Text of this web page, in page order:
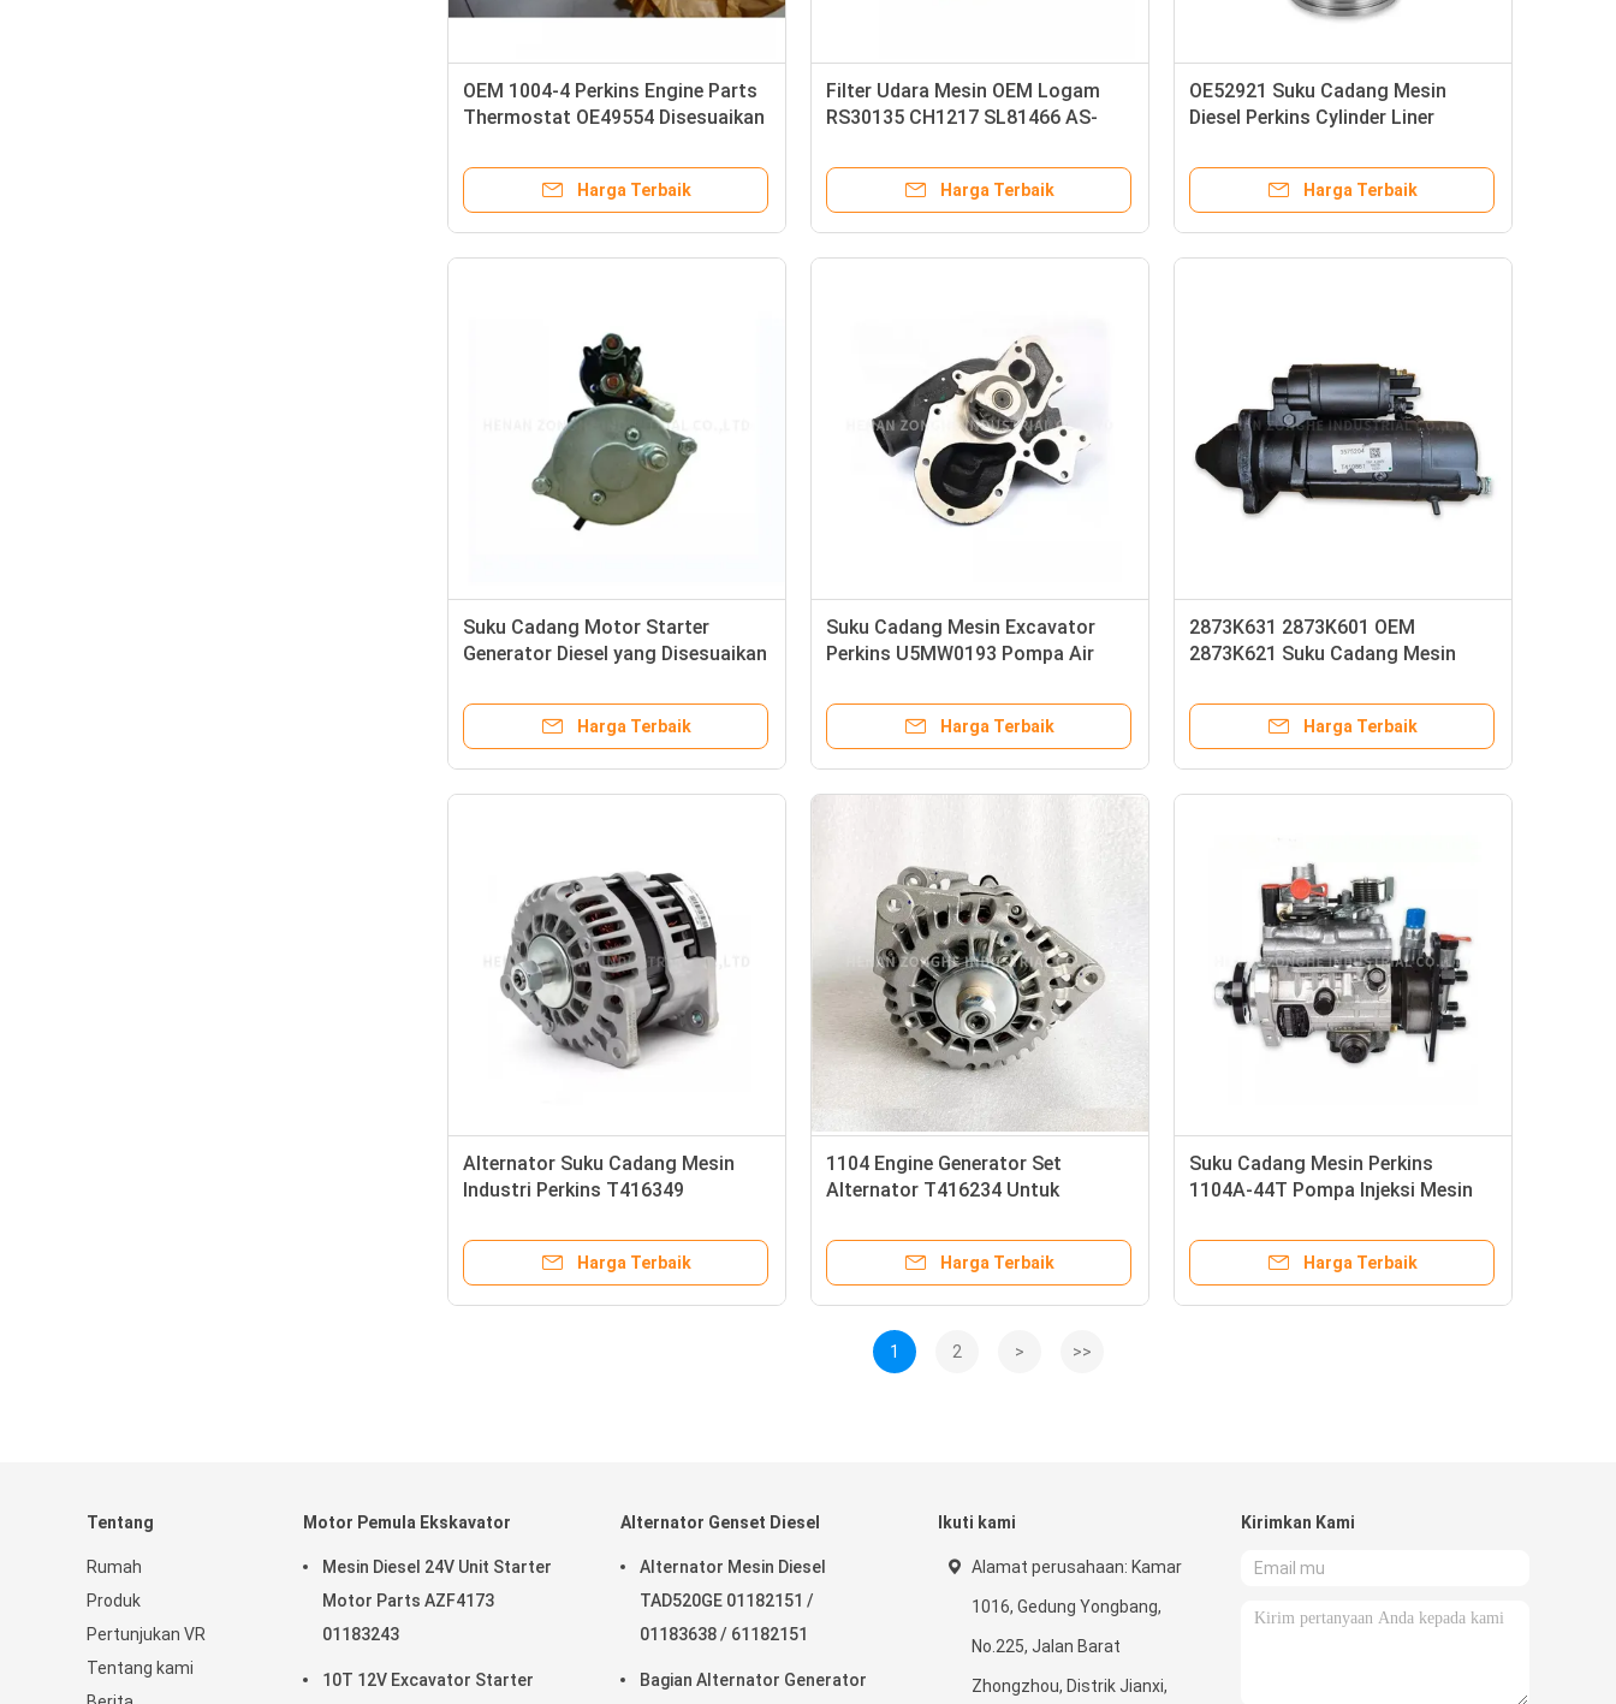
OEM 1004-4 Perkins Engine Parts
Thermostat OE49554 Disesuaikan
Harga Terbaik
Filter Udara Mesin OEM Logam
RS30135 CH1217 SL81466 AS-
Harga Terbaik
OE52921 Suku Cadang Mesin
Diesel Perkins Cylinder Liner
Harga Terbaik
Suku Cadang Motor Starter
Generator Diesel yang Disesuaikan
Harga Terbaik
Suku Cadang Mesin Excavator
Perkins U5MW0193 Pompa Air
Harga Terbaik
2873K631 2873K601 OEM
2873K621 Suku Cadang Mesin
Harga Terbaik
Alternator Suku Cadang Mesin
Industri Perkins T416349
Harga Terbaik
1104 Engine Generator Set
Alternator T416234 Untuk
Harga Terbaik
Suku Cadang Mesin Perkins
1104A-44T Pompa Injeksi Mesin
Harga Terbaik
1 2 > >>
Tentang
Rumah
Produk
Pertunjukan VR
Tentang kami
Motor Pemula Ekskavator
Mesin Diesel 24V Unit Starter
Motor Parts AZF4173
01183243
10T 12V Excavator Starter
Alternator Genset Diesel
Alternator Mesin Diesel
TAD520GE 01182151 /
01183638 / 61182151
Bagian Alternator Generator
Ikuti kami
Alamat perusahaan: Kamar
1016, Gedung Yongbang,
No.225, Jalan Barat
Zhongzhou, Distrik Jianxi,
Kirimkan Kami